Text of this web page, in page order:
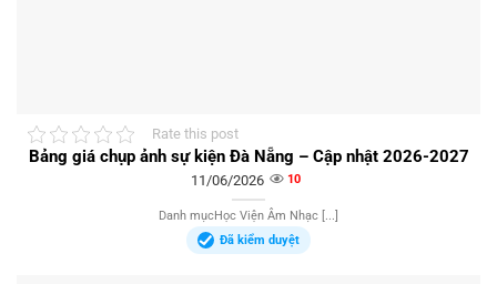
Rate this post
Bảng giá chụp ảnh sự kiện Đà Nẵng – Cập nhật 2026-2027
11/06/2026 10
Danh mụcHọc Viện Âm Nhạc [...]
Đã kiểm duyệt